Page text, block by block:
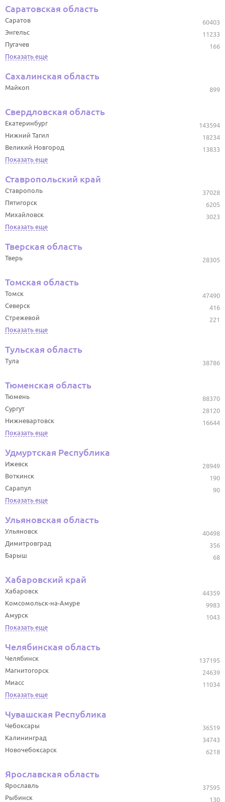
Саратовская область
60403
Саратов
11233
Энгельс
166
Пугачев
Показать еще
Сахалинская область
899
Майкоп
Свердловская область
143594
Екатеринбург
18234
Нижний Тагил
13833
Великий Новгород
Показать еще
Ставропольский край
37028
Ставрополь
6205
Пятигорск
3023
Михайловск
Показать еще
Тверская область
28305
Тверь
Томская область
47490
Томск
416
Северск
221
Стрежевой
Показать еще
Тульская область
38786
Тула
Тюменская область
88370
Тюмень
28120
Сургут
16644
Нижневартовск
Показать еще
Удмуртская Республика
28949
Ижевск
190
Воткинск
90
Сарапул
Показать еще
Ульяновская область
40498
Ульяновск
356
Димитровград
68
Барыш
Хабаровский край
44359
Хабаровск
9983
Комсомольск-на-Амуре
1043
Амурск
Показать еще
Челябинская область
137195
Челябинск
24639
Магнитогорск
11034
Миасс
Показать еще
Чувашская Республика
36519
Чебоксары
34743
Калининград
6218
Новочебоксарск
Ярославская область
37595
Ярославль
130
Рыбинск